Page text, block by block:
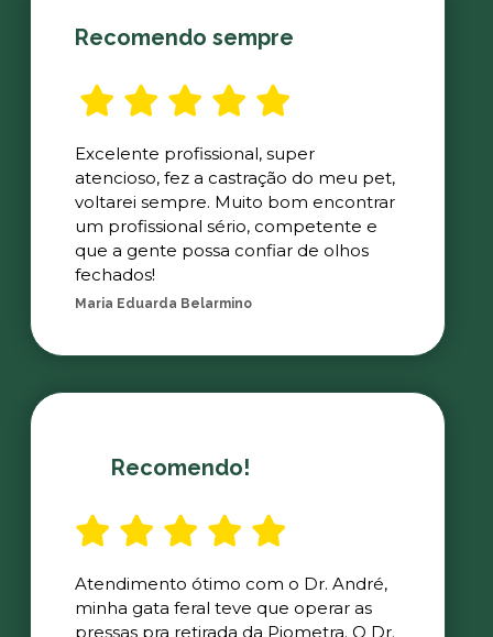
Recomendo sempre
Excelente profissional, super
atencioso, fez a castração do meu pet,
voltarei sempre. Muito bom encontrar
um profissional sério, competente e
que a gente possa confiar de olhos
fechados!
Maria Eduarda Belarmino
Recomendo!
Atendimento ótimo com o Dr. André,
minha gata feral teve que operar as
pressas pra retirada da Piometra. O Dr.